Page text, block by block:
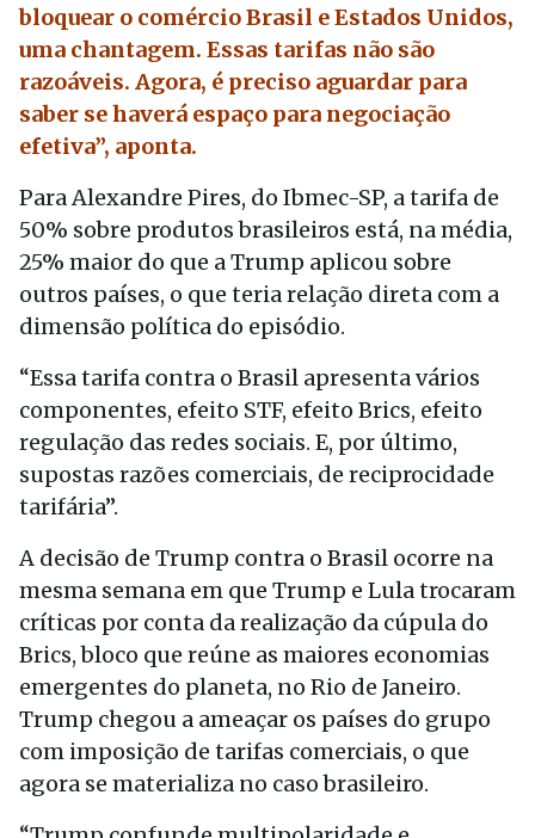
bloquear o comércio Brasil e Estados Unidos,
uma chantagem. Essas tarifas não são
razoáveis. Agora, é preciso aguardar para
saber se haverá espaço para negociação
efetiva”, aponta.
Para Alexandre Pires, do Ibmec-SP, a tarifa de
50% sobre produtos brasileiros está, na média,
25% maior do que a Trump aplicou sobre
outros países, o que teria relação direta com a
dimensão política do episódio.
“Essa tarifa contra o Brasil apresenta vários
componentes, efeito STF, efeito Brics, efeito
regulação das redes sociais. E, por último,
supostas razões comerciais, de reciprocidade
tarifária”.
A decisão de Trump contra o Brasil ocorre na
mesma semana em que Trump e Lula trocaram
críticas por conta da realização da cúpula do
Brics, bloco que reúne as maiores economias
emergentes do planeta, no Rio de Janeiro.
Trump chegou a ameaçar os países do grupo
com imposição de tarifas comerciais, o que
agora se materializa no caso brasileiro.